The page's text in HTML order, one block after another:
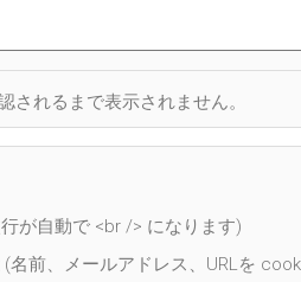
されるまで表示されません。
が自動で <br /> になります)
(名前、メールアドレス、URLを